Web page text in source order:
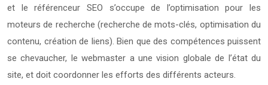
et le référenceur SEO s’occupe de l’optimisation pour les
moteurs de recherche (recherche de mots-clés, optimisation du
contenu, création de liens). Bien que des compétences puissent
se chevaucher, le webmaster a une vision globale de l’état du
site, et doit coordonner les efforts des différents acteurs.